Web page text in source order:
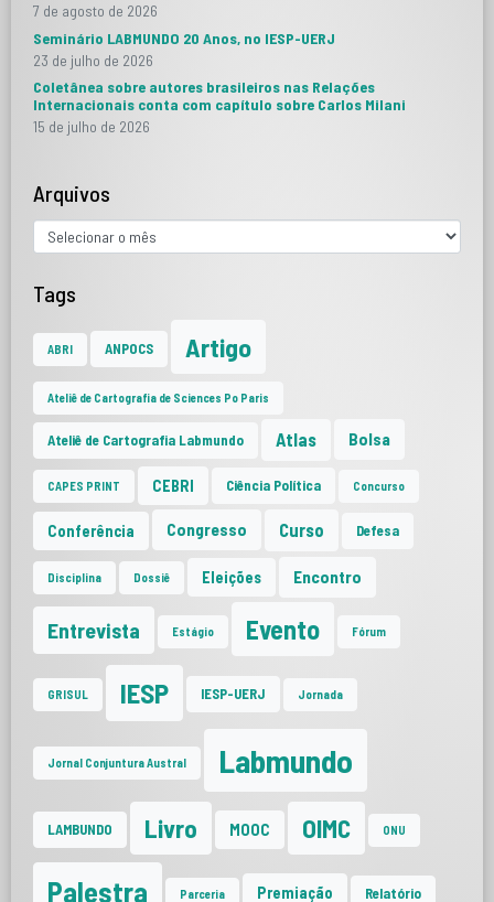
7 de agosto de 2026
Seminário LABMUNDO 20 Anos, no IESP-UERJ
23 de julho de 2026
Coletânea sobre autores brasileiros nas Relações
Internacionais conta com capítulo sobre Carlos Milani
15 de julho de 2026
Arquivos
Tags
ABRI ANPOCS Artigo
Ateliê de Cartografia de Sciences Po Paris
Ateliê de Cartografia Labmundo Atlas Bolsa
CAPES PRINT CEBRI Ciência Política Concurso
Conferência Congresso Curso Defesa
Disciplina Dossiê Eleições Encontro
Entrevista Estágio Evento Fórum
GRISUL IESP IESP-UERJ Jornada
Jornal Conjuntura Austral Labmundo
LAMBUNDO Livro MOOC OIMC ONU
Palestra Parceria Premiação Relatório